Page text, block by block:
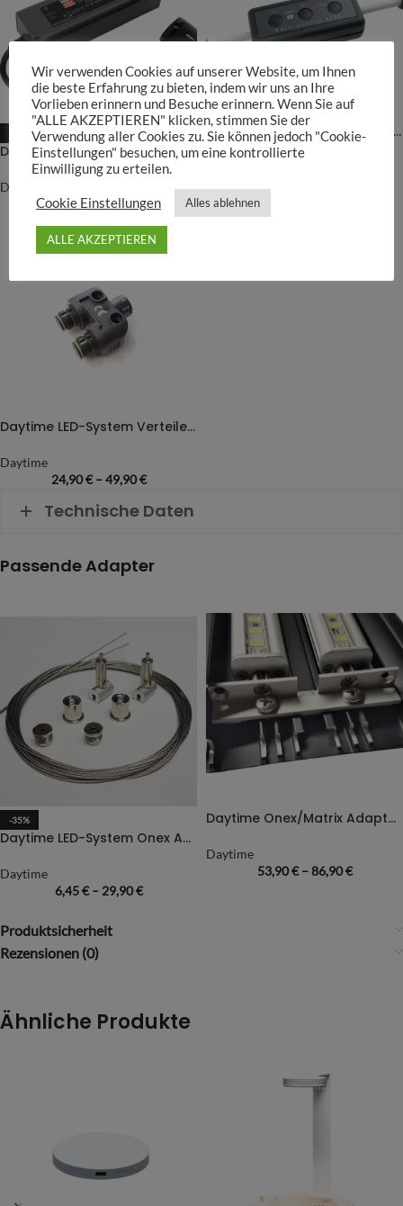
Daytime LED-System Netzgerät/Converter 24 Volt
Daytime
24,50 €–139,90€
Daytime LED-System Steuerung für Onex, Matrix & Pendix
Daytime LED-System Verteilerstecker
Daytime
24,90€–49,90€
Technische Daten
Passende Adapter
-35%
Daytime LED-System Onex Adaptersets (Montage und Aufhängung)
Daytime
6,45€– 29,90€
Daytime Onex/Matrix Adapterprofil für Juwel-Aquarien
Daytime
53,90€–86,90€
Produktsicherheit
Rezensionen (0)
Ähnliche Produkte
Wir verwenden Cookies auf unserer Website, um Ihnen
die beste Erfahrung zu bieten, indem wir uns an Ihre
Vorlieben erinnern und Besuche erinnern. Wenn Sie auf
"ALLE AKZEPTIEREN" klicken, stimmen Sie der
Verwendung aller Cookies zu. Sie können jedoch "Cookie-
Einstellungen" besuchen, um eine kontrollierte
Einwilligung zu erteilen.
Cookie Einstellungen Alles ablehnen
ALLE AKZEPTIEREN